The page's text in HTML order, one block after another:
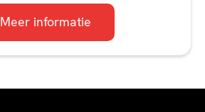
Meer informatie